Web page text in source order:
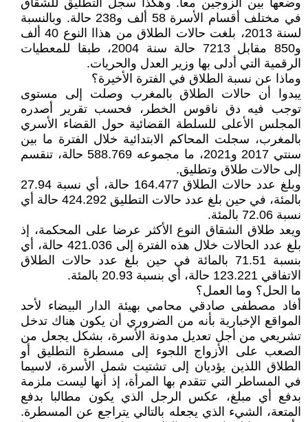
وضعها بين الزوجين معا. وهكذا سجل التطليق للشقاق
في مختلف أقسام الأسرة 58 ألف و238 حالة. وبالنسبة
لسنة 2013، بلغت حالات الطلاق من هذاا النوع 40 ألف
و850 مقابل 7213 حالة سنة 2004، طبقا للمعطيات
الرقمية التي أدلى بها وزير العدل والحريات.
وماذا عن نسبة الطلاق في الفترة الأخيرة؟
يبدوا أن حالات الطلاق بالمغرب وصلت إلى مستوى
توجب فيه دق ناقوس الخطر، فحسب تقرير أصدره
المجلس الأعلى للسلطة القضائية حول القضاء الأسري
بالمغرب، سجلت المحاكم الابتدائية خلال الفترة ما بين
سنتي 2017 و2021، ما مجموعه 588.769 حالة، تنقسم
إلى حالات طلاق وتطليق.
وبلغ عدد حالات الطلاق 164.477 حالة، أي نسبة 27.94
بالمئة، في حين بلغ عدد حالات التطليق 424.292 حالة أي
نسبة 72.06 بالمئة.
ويعد طلاق الشقاق النوع الأكثر عرضا على المحكمة، إذ
بلغ عدد الحالات خلال هذه الفترة إلى 421.036 حالة، أي
بنسبة 71.51 بالمائة في حين بلغ عدد حالات الطلاق
الاتفاقي 123.221 حالة، أي بنسبة 20.93 بالمئة.
ما الحل؟ وما العمل؟
أفاد مصطفى صادقي محامي بهيئة الدار البيضاء لأحد
المواقع الإخبارية بأنه من الضروري أن يكون هناك تدخل
تشريعي من أجل تعديل مدونة الأسرة، بشكل يجعل من
الصعب على الأزواج اللجوء إلى مسطرة التطليق أو
الطلاق اللذين يؤديان إلى تشتيت شمل الأسرة، لاسيما
في المساطر التي تتقدم بها المرأة، إذ أنها ليست ملزمة
بدفع أي مبلغ، عكس الرجل الذي يكون مطالبا بدفع
المتعة، الشيء الذي يجعله بالتالي يتراجع عن المسطرة.